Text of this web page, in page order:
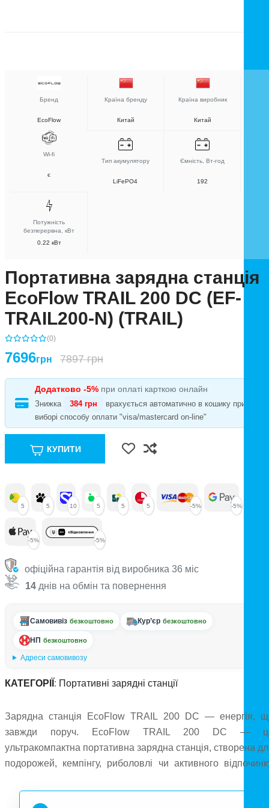
Бренд
EcoFlow
Країна бренду
Китай
Країна виробник
Китай
Wi-fi
є
Тип акумулятору
LiFePO4
Ємність, Вт-год
192
Потужність
безперервна, кВт
0.22 кВт
Портативна зарядна станція
EcoFlow TRAIL 200 DC (EF-
TRAIL200-N) (TRAIL)
(0)
7696грн 7897 грн
Додатково -5% при оплаті карткою онлайн
Знижка 384 грн
врахується автоматично в кошику при
виборі способу оплати "visa/mastercard on-line"
КУПИТИ
5 5 10 5 5 5 -5% -5%
-5% -5%
офіційна гарантія від виробника 36 міс
14 днів на обмін та повернення
Самовивіз безкоштовно Кур’єр безкоштовно
НП безкоштовно
Адреси самовивозу
КАТЕГОРІЇ : Портативні зарядні станції
Зарядна станція EcoFlow TRAIL 200 DC — енергія,
завжди поруч. EcoFlow TRAIL 200 DC —
ультракомпактна портативна зарядна станція, створена
подорожей, кемпінгу, риболовлі чи активного
1,83 кг, вона має ємність 192 Вт·год, що еквівалентно